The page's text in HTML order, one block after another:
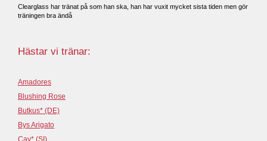
Clearglass har tränat på som han ska, han har vuxit mycket sista tiden men gör
träningen bra ändå
Hästar vi tränar:
Amadores
Blushing Rose
Butkus* (DE)
Bys Arigato
Cay* (SI)